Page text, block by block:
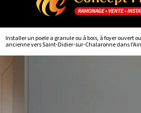
Installer un poele a granule ou à bois, à foyer ouvert
ancienne vers Saint-Didier-sur-Chalaronne dans